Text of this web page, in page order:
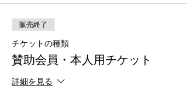
販売終了
チケットの種類
賛助会員・本人用チケット
詳細を見る